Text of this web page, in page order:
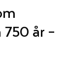
år –